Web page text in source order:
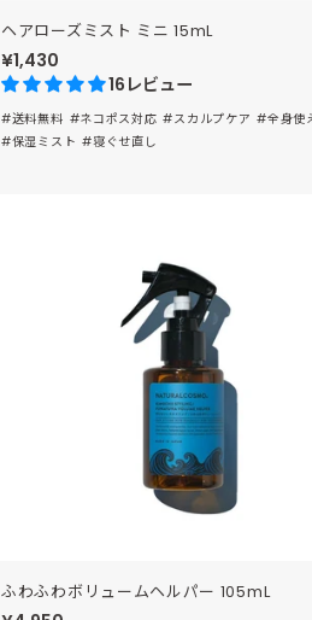
ヘアローズミスト ミニ 15mL
¥1,430
16レビュー
#送料無料 #ネコポス対応 #スカルプケア #全身使
#保湿ミスト #寝ぐせ直し
ふわふわボリュームヘルパー 105mL